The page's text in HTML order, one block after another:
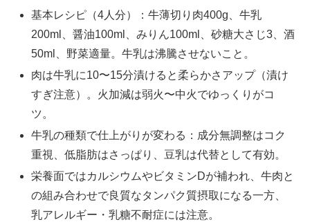
基本レシピ（4人分）：牛薄切り肉400g、牛乳
200ml、醤油100ml、みりん100ml、砂糖大さじ3、酒
50ml、野菜適量。牛乳は沸騰させないこと。
肉は牛乳に10〜15分漬けると柔らかさアップ（漬け
すぎ注意）。火加減は弱火〜中火でゆっくりがコ
ツ。
牛乳の種類で仕上がりが変わる：成分無調整はコク
重視、低脂肪はさっぱり、豆乳は代替として有効。
栄養面ではカルシウムやビタミンDが補われ、牛肉と
の組み合わせで良質なタンパク質摂取になる一方、
乳アレルギー・乳糖不耐症には注意。